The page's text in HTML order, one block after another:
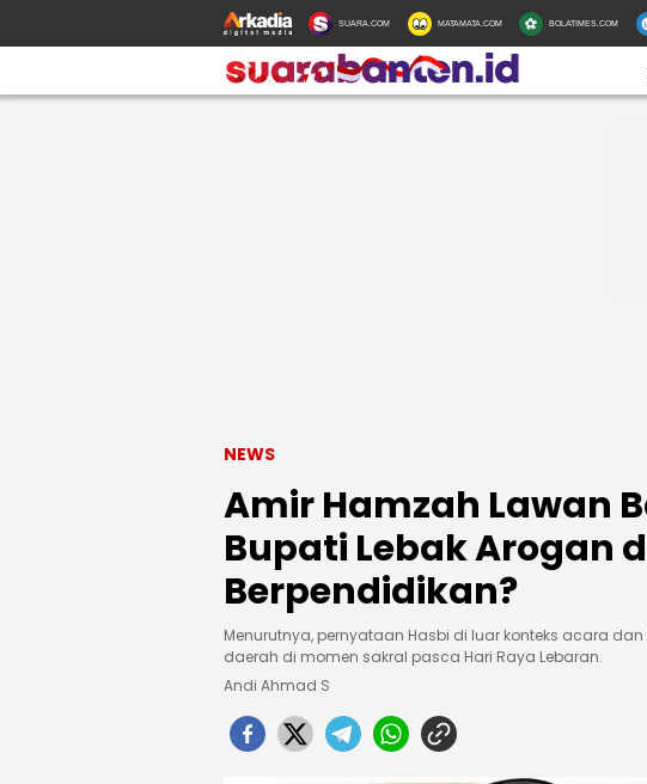
SUARA.COM MATAMATA.COM BOLATIMES.COM
NEWS
Amir Hamzah Lawan
Bupati Lebak Arogan
Berpendidikan?
Menurutnya, pernyataan Hasbi di luar konteks acara
daerah di momen sakral pasca Hari Raya Lebaran.
Andi Ahmad S